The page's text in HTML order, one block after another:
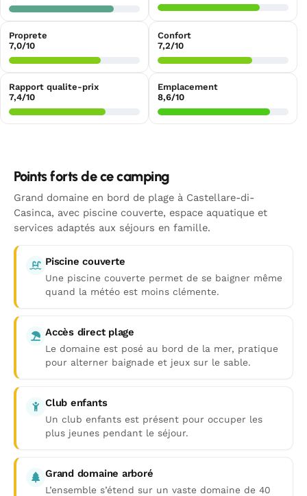
Proprete
7,0/10
Confort
7,2/10
Rapport qualite-prix
7,4/10
Emplacement
8,6/10
Points forts de ce camping
Grand domaine en bord de plage à Castellare-di-
Casinca, avec piscine couverte, espace aquatique et
services adaptés aux séjours en famille.
Piscine couverte
Une piscine couverte permet de se baigner même
quand la météo est moins clémente.
Accès direct plage
Le domaine est posé au bord de la mer, pratique
pour alterner baignade et jeux sur le sable.
Club enfants
Un club enfants est présent pour occuper les
plus jeunes pendant le séjour.
Grand domaine arboré
L’ensemble s’étend sur un vaste domaine de 40